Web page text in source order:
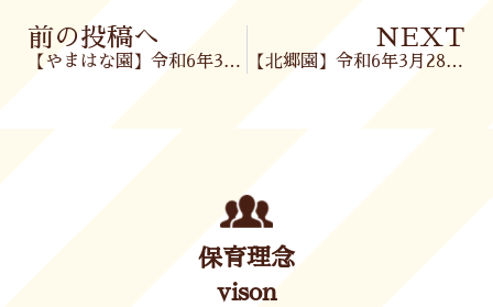
Prev
前の投稿へ
【やまはな園】令和6年3月27日(水)
NEXT
【北郷園】令和6年3月28日(木)
保育理念
vison